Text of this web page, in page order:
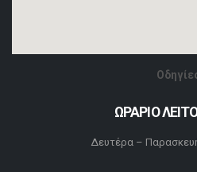
ΩΡΑΡΙΟ
Δευτέρα –